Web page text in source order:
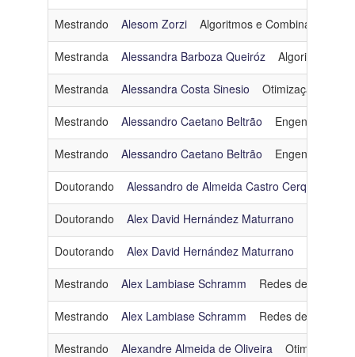
Mestrando Alesom Zorzi Algoritmos e Combinatória
Mestranda Alessandra Barboza Queiróz Algoritmos e
Mestranda Alessandra Costa Sinesio Otimização
Mestrando Alessandro Caetano Beltrão Engenharia de
Mestrando Alessandro Caetano Beltrão Engenharia de
Doutorando Alessandro de Almeida Castro Cerqueira
Doutorando Alex David Hernández Maturrano
Doutorando Alex David Hernández Maturrano
Mestrando Alex Lambiase Schramm Redes de
Mestrando Alex Lambiase Schramm Redes de
Mestrando Alexandre Almeida de Oliveira Otimização